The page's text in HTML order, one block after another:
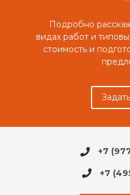
Подробно
видах работ и
стоимость и
+7
+7